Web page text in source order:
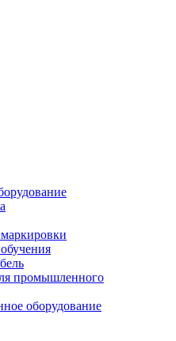
промышленного
оборудование